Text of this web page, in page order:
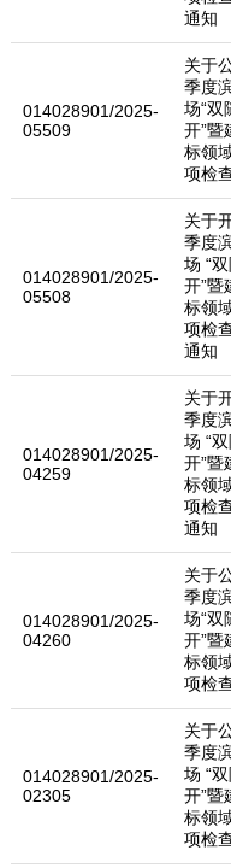
通知
014028901/2025-
05509
关于
季度
场“双
开”暨
标领
项检
014028901/2025-
05508
关于
季度
场 “
开”暨
标领
项检
通知
014028901/2025-
04259
关于
季度
场 “
开”暨
标领
项检
通知
014028901/2025-
04260
关于
季度
场“双
开”暨
标领
项检
014028901/2025-
02305
关于
季度
场 “
开”暨
标领
项检